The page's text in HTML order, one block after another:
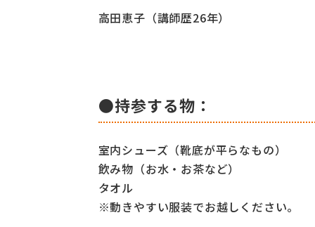
高田恵子（講師歴26年）
●持参する物：
室内シューズ（靴底が平らなもの）
飲み物（お水・お茶など）
タオル
※動きやすい服装でお越しください。